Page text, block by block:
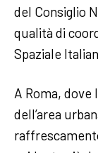
del Consiglio
qualità di
Spaziale
A Roma,
dell’area